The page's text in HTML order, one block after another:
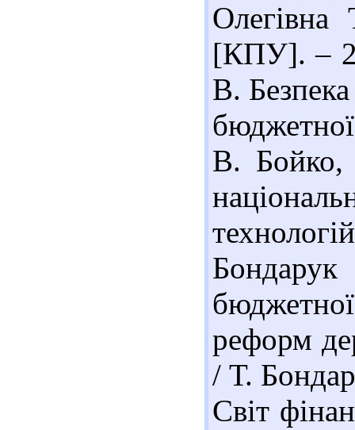
[КПУ]. –
В.
В. Бойко,
реформ
/ Т.
Світ